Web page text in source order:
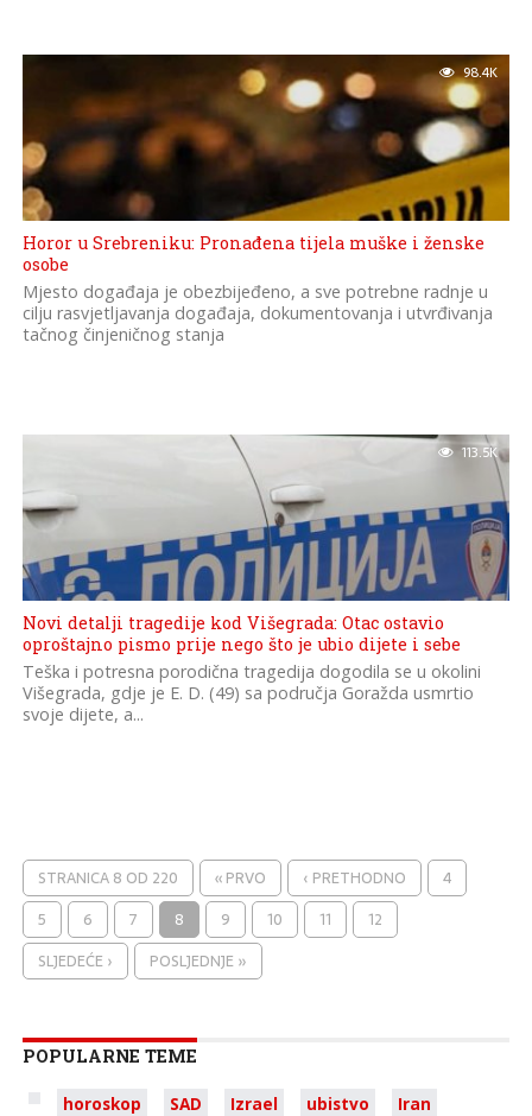
98.4K
Horor u Srebreniku: Pronađena tijela muške i ženske
osobe
Mjesto događaja je obezbijeđeno, a sve potrebne radnje u
cilju rasvjetljavanja događaja, dokumentovanja i utvrđivanja
tačnog činjeničnog stanja
113.5K
Novi detalji tragedije kod Višegrada: Otac ostavio
oproštajno pismo prije nego što je ubio dijete i sebe
Teška i potresna porodična tragedija dogodila se u okolini
Višegrada, gdje je E. D. (49) sa područja Goražda usmrtio
svoje dijete, a...
STRANICA 8 OD 220 « PRVO ‹ PRETHODNO
4
5
6 7 8 9 10 11
12
SLJEDEĆE ›
POSLJEDNJE »
POPULARNE TEME
horoskop SAD Izrael ubistvo
Iran